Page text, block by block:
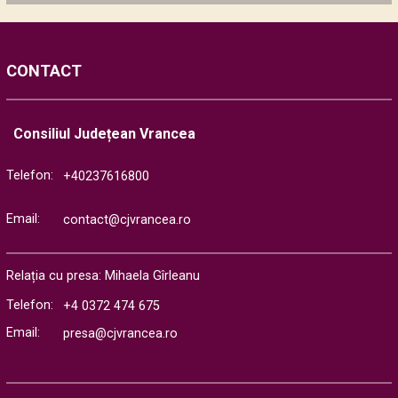
CONTACT
Consiliul Județean Vrancea
Telefon: +40237616800
Email: contact@cjvrancea.ro
Relația cu presa: Mihaela Gîrleanu
Telefon:
+4 0372 474 675
Email:
presa@cjvrancea.ro